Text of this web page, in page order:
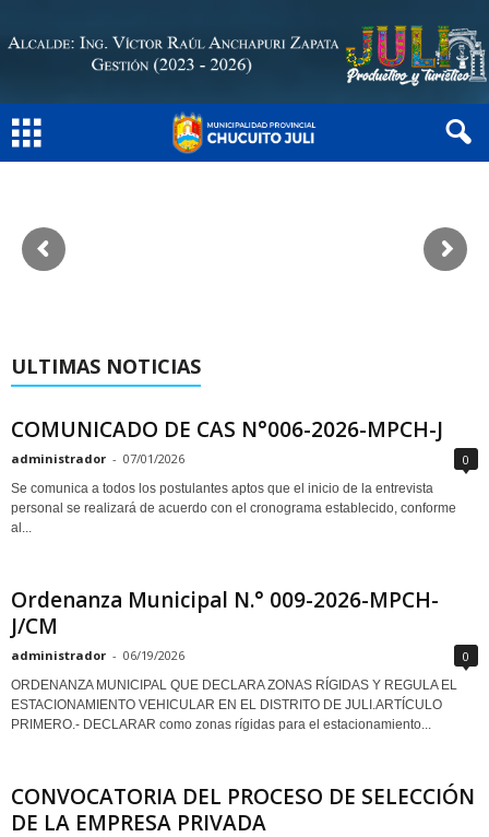
ULTIMAS NOTICIAS
COMUNICADO DE CAS N°006-2026-MPCH-J
administrador - 07/01/2026 0
Se comunica a todos los postulantes aptos que el inicio de la entrevista
personal se realizará de acuerdo con el cronograma establecido, conforme
al...
Ordenanza Municipal N.° 009-2026-MPCH-
J/CM
administrador - 06/19/2026 0
ORDENANZA MUNICIPAL QUE DECLARA ZONAS RÍGIDAS Y REGULA EL
ESTACIONAMIENTO VEHICULAR EN EL DISTRITO DE JULI.ARTÍCULO
PRIMERO.- DECLARAR como zonas rígidas para el estacionamiento...
CONVOCATORIA DEL PROCESO DE SELECCIÓN
DE LA EMPRESA PRIVADA